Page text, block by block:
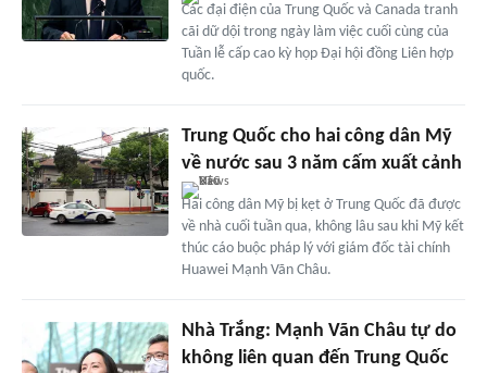
Các đại điện của Trung Quốc và Canada tranh
cãi dữ dội trong ngày làm việc cuối cùng của
Tuần lễ cấp cao kỳ họp Đại hội đồng Liên hợp
quốc.
Trung Quốc cho hai công dân Mỹ
về nước sau 3 năm cấm xuất cảnh
Hai công dân Mỹ bị kẹt ở Trung Quốc đã được
về nhà cuối tuần qua, không lâu sau khi Mỹ kết
thúc cáo buộc pháp lý với giám đốc tài chính
Huawei Mạnh Vãn Châu.
Nhà Trắng: Mạnh Vãn Châu tự do
không liên quan đến Trung Quốc